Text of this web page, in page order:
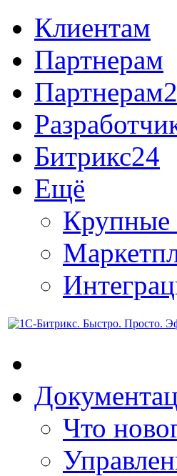
Клиентам
Партнерам
Битрикс24
Ещё
Крупные
Что